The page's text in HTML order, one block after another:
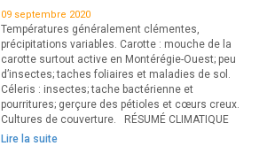
09 septembre 2020
Températures généralement clémentes,
précipitations variables. Carotte : mouche de la
carotte surtout active en Montérégie-Ouest; peu
d’insectes; taches foliaires et maladies de sol.
Céleris : insectes; tache bactérienne et
pourritures; gerçure des pétioles et cœurs creux.
Cultures de couverture. RÉSUMÉ CLIMATIQUE
Lire la suite